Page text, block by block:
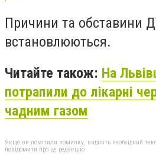
Причини та обставини
встановлюються.
Читайте також: На
потрапили до лікарні
чадним газом
Якщо ви помітили помилку, виділіть необхідний
повідомити про це редакцію